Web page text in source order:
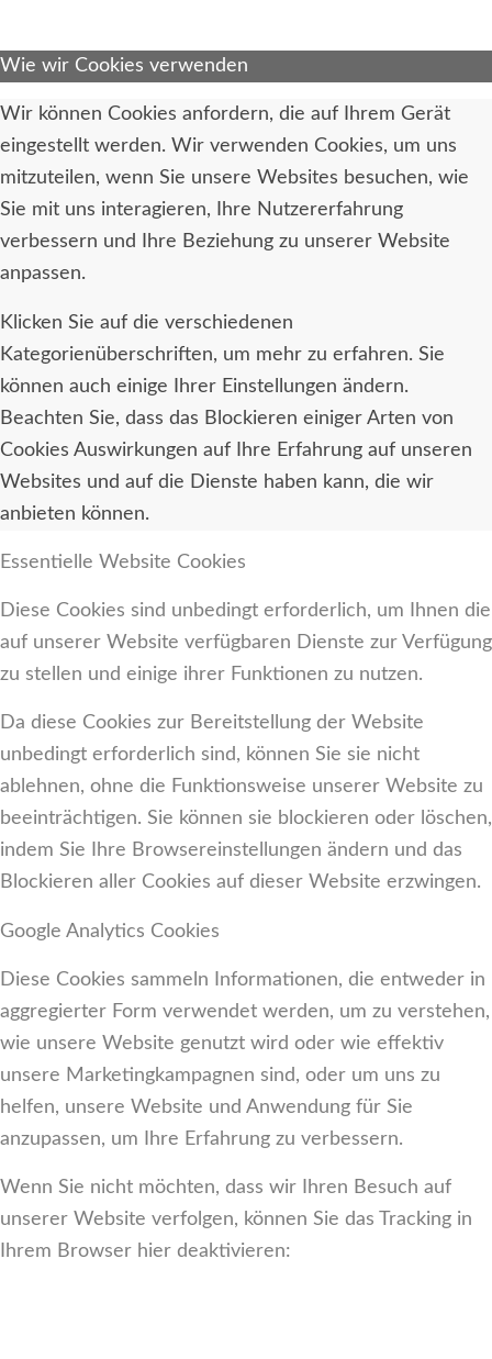
Wie wir Cookies verwenden
Wir können Cookies anfordern, die auf Ihrem Gerät
eingestellt werden. Wir verwenden Cookies, um uns
mitzuteilen, wenn Sie unsere Websites besuchen, wie
Sie mit uns interagieren, Ihre Nutzererfahrung
verbessern und Ihre Beziehung zu unserer Website
anpassen.
Klicken Sie auf die verschiedenen
Kategorienüberschriften, um mehr zu erfahren. Sie
können auch einige Ihrer Einstellungen ändern.
Beachten Sie, dass das Blockieren einiger Arten von
Cookies Auswirkungen auf Ihre Erfahrung auf unseren
Websites und auf die Dienste haben kann, die wir
anbieten können.
Essentielle Website Cookies
Diese Cookies sind unbedingt erforderlich, um Ihnen die
auf unserer Website verfügbaren Dienste zur Verfügung
zu stellen und einige ihrer Funktionen zu nutzen.
Da diese Cookies zur Bereitstellung der Website
unbedingt erforderlich sind, können Sie sie nicht
ablehnen, ohne die Funktionsweise unserer Website zu
beeinträchtigen. Sie können sie blockieren oder löschen,
indem Sie Ihre Browsereinstellungen ändern und das
Blockieren aller Cookies auf dieser Website erzwingen.
Google Analytics Cookies
Diese Cookies sammeln Informationen, die entweder in
aggregierter Form verwendet werden, um zu verstehen,
wie unsere Website genutzt wird oder wie effektiv
unsere Marketingkampagnen sind, oder um uns zu
helfen, unsere Website und Anwendung für Sie
anzupassen, um Ihre Erfahrung zu verbessern.
Wenn Sie nicht möchten, dass wir Ihren Besuch auf
unserer Website verfolgen, können Sie das Tracking in
Ihrem Browser hier deaktivieren: